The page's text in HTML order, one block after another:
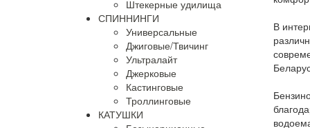
Штекерные удилища
СПИННИНГИ
Универсальные
Джиговые/Твичинг
Ультралайт
Джерковые
Кастинговые
Троллинговые
КАТУШКИ
В